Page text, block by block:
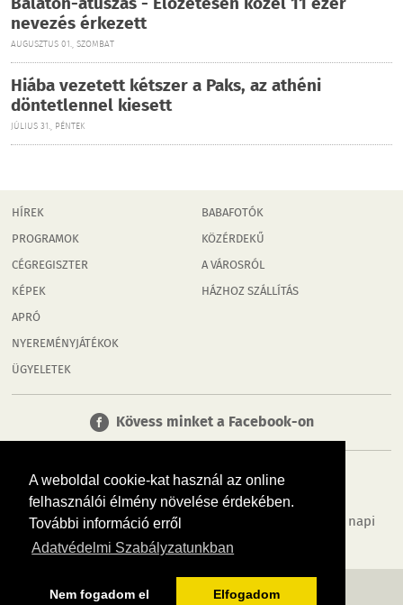
A weboldal cookie-kat használ az online
felhasználói élmény növelése érdekében.
További információ erről
Adatvédelmi Szabályzatunkban
Nem fogadom el Elfogadom
nevezés érkezett
AUGUSZTUS 01., SZOMBAT
Hiába vezetett kétszer a Paks, az athéni
döntetlennel kiesett
JÚLIUS 31., PÉNTEK
HÍREK
PROGRAMOK
CÉGREGISZTER
KÉPEK
APRÓ
NYEREMÉNYJÁTÉKOK
ÜGYELETEK
BABAFOTÓK
KÖZÉRDEKŰ
A VÁROSRÓL
HÁZHOZ SZÁLLÍTÁS
Kövess minket a Facebook-on
Tudj meg többet városodról! Hírek, programok, képek, napi
menü, cégek…. és minden, ami Tatabánya
MÉDIAAJÁNLÓ ADATVÉDELEM IMPRESSZUM RÓLUNK